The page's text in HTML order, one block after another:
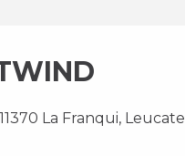
La Franqui, Leucate